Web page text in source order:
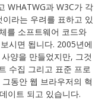
WHATWG과 W3C가 각
라는 우려를 표하고 있
를 소프트웨어 코드와
시면 됩니다. 2005년에
양을 만들었지만, 그것
수집 그리고 표준 프로
동안 웹 브라우저의 혁
이트 되고 있습니다.